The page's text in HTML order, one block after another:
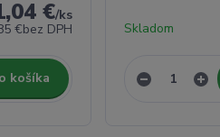
€/ks
€bez DPH
košíka
Skladom